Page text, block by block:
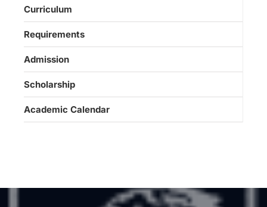
Curriculum
Requirements
Admission
Scholarship
Academic Calendar